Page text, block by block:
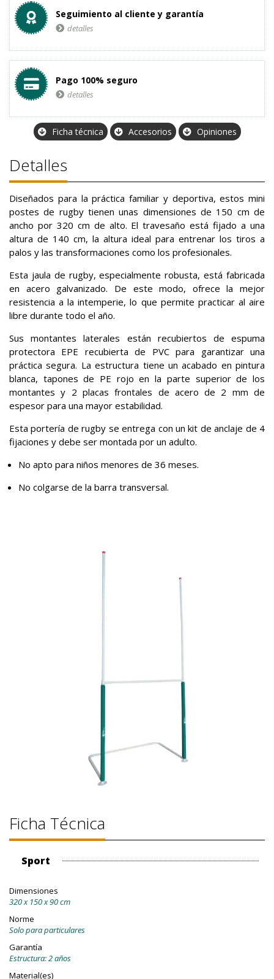
Seguimiento al cliente y garantía
detalles
Pago 100% seguro
detalles
Ficha técnica Accesorios Opiniones
Detalles
Diseñados para la práctica familiar y deportiva, estos mini
postes de rugby tienen unas dimensiones de 150 cm de
ancho por 320 cm de alto. El travesaño está fijado a una
altura de 140 cm, la altura ideal para entrenar los tiros a
palos y las transformaciones como los profesionales.
Esta jaula de rugby, especialmente robusta, está fabricada
en acero galvanizado. De este modo, ofrece la mejor
resistencia a la intemperie, lo que permite practicar al aire
libre durante todo el año.
Sus montantes laterales están recubiertos de espuma
protectora EPE recubierta de PVC para garantizar una
práctica segura. La estructura tiene un acabado en pintura
blanca, tapones de PE rojo en la parte superior de los
montantes y 2 placas frontales de acero de 2 mm de
espesor para una mayor estabilidad.
Esta portería de rugby se entrega con un kit de anclaje de 4
fijaciones y debe ser montada por un adulto.
No apto para niños menores de 36 meses.
No colgarse de la barra transversal.
Ficha Técnica
Sport
Dimensiones
320 x 150 x 90 cm
Norme
Solo para particulares
Garantía
Estructura: 2 años
Material(es)